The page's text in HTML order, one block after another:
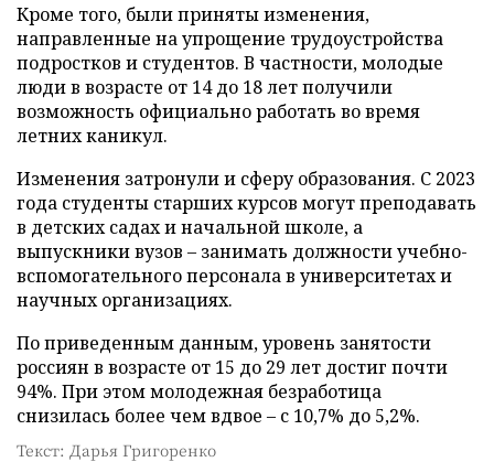
Кроме того, были приняты изменения,
направленные на упрощение трудоустройства
подростков и студентов. В частности, молодые
люди в возрасте от 14 до 18 лет получили
возможность официально работать во время
летних каникул.
Изменения затронули и сферу образования. С 2023
года студенты старших курсов могут преподавать
в детских садах и начальной школе, а
выпускники вузов – занимать должности учебно-
вспомогательного персонала в университетах и
научных организациях.
По приведенным данным, уровень занятости
россиян в возрасте от 15 до 29 лет достиг почти
94%. При этом молодежная безработица
снизилась более чем вдвое – с 10,7% до 5,2%.
Текст: Дарья Григоренко